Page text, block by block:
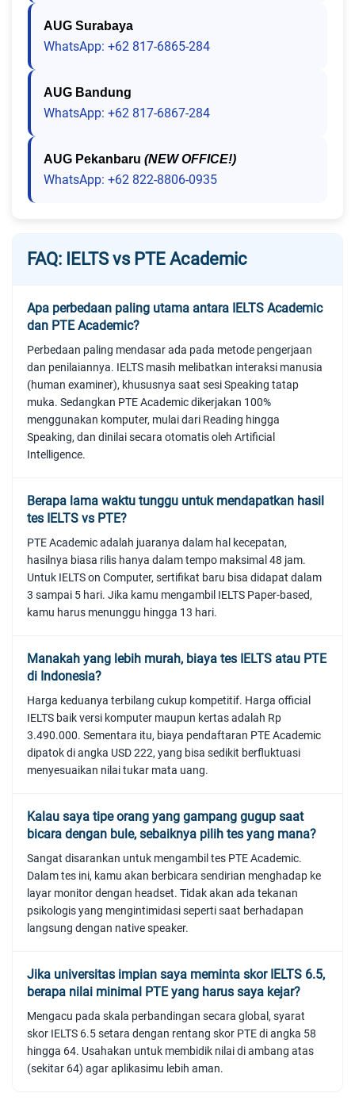
AUG Surabaya
WhatsApp: +62 817-6865-284
AUG Bandung
WhatsApp: +62 817-6867-284
AUG Pekanbaru (NEW OFFICE!)
WhatsApp: +62 822-8806-0935
FAQ: IELTS vs PTE Academic
Apa perbedaan paling utama antara IELTS Academic
dan PTE Academic?
Perbedaan paling mendasar ada pada metode pengerjaan
dan penilaiannya. IELTS masih melibatkan interaksi manusia
(human examiner), khususnya saat sesi Speaking tatap
muka. Sedangkan PTE Academic dikerjakan 100%
menggunakan komputer, mulai dari Reading hingga
Speaking, dan dinilai secara otomatis oleh Artificial
Intelligence.
Berapa lama waktu tunggu untuk mendapatkan hasil
tes IELTS vs PTE?
PTE Academic adalah juaranya dalam hal kecepatan,
hasilnya biasa rilis hanya dalam tempo maksimal 48 jam.
Untuk IELTS on Computer, sertifikat baru bisa didapat dalam
3 sampai 5 hari. Jika kamu mengambil IELTS Paper-based,
kamu harus menunggu hingga 13 hari.
Manakah yang lebih murah, biaya tes IELTS atau PTE
di Indonesia?
Harga keduanya terbilang cukup kompetitif. Harga official
IELTS baik versi komputer maupun kertas adalah Rp
3.490.000. Sementara itu, biaya pendaftaran PTE Academic
dipatok di angka USD 222, yang bisa sedikit berfluktuasi
menyesuaikan nilai tukar mata uang.
Kalau saya tipe orang yang gampang gugup saat
bicara dengan bule, sebaiknya pilih tes yang mana?
Sangat disarankan untuk mengambil tes PTE Academic.
Dalam tes ini, kamu akan berbicara sendirian menghadap ke
layar monitor dengan headset. Tidak akan ada tekanan
psikologis yang mengintimidasi seperti saat berhadapan
langsung dengan native speaker.
Jika universitas impian saya meminta skor IELTS 6.5,
berapa nilai minimal PTE yang harus saya kejar?
Mengacu pada skala perbandingan secara global, syarat
skor IELTS 6.5 setara dengan rentang skor PTE di angka 58
hingga 64. Usahakan untuk membidik nilai di ambang atas
(sekitar 64) agar aplikasimu lebih aman.